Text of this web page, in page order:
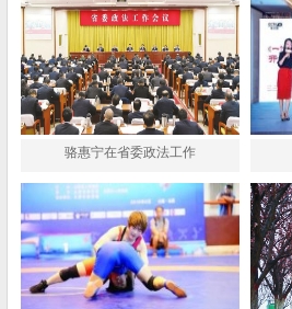
骆惠宁在省委政法工作